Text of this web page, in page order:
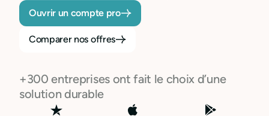
Ouvrir un compte pro
Comparer nos offres
+300 entreprises ont fait le choix d’une
solution durable